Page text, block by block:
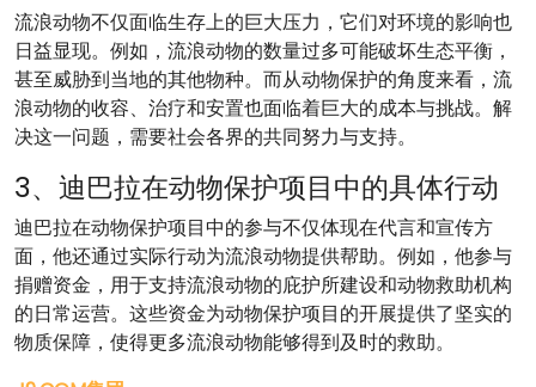
流浪动物不仅面临生存上的巨大压力，它们对环境的影响也
日益显现。例如，流浪动物的数量过多可能破坏生态平衡，
甚至威胁到当地的其他物种。而从动物保护的角度来看，流
浪动物的收容、治疗和安置也面临着巨大的成本与挑战。解
决这一问题，需要社会各界的共同努力与支持。
3、迪巴拉在动物保护项目中的具体行动
迪巴拉在动物保护项目中的参与不仅体现在代言和宣传方
面，他还通过实际行动为流浪动物提供帮助。例如，他参与
捐赠资金，用于支持流浪动物的庇护所建设和动物救助机构
的日常运营。这些资金为动物保护项目的开展提供了坚实的
物质保障，使得更多流浪动物能够得到及时的救助。